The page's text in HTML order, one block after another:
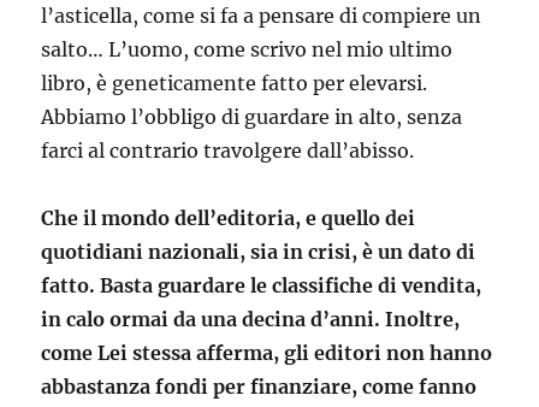
l’asticella, come si fa a pensare di compiere un
salto… L’uomo, come scrivo nel mio ultimo
libro, è geneticamente fatto per elevarsi.
Abbiamo l’obbligo di guardare in alto, senza
farci al contrario travolgere dall’abisso.
Che il mondo dell’editoria, e quello dei
quotidiani nazionali, sia in crisi, è un dato di
fatto. Basta guardare le classifiche di vendita,
in calo ormai da una decina d’anni. Inoltre,
come Lei stessa afferma, gli editori non hanno
abbastanza fondi per finanziare, come fanno